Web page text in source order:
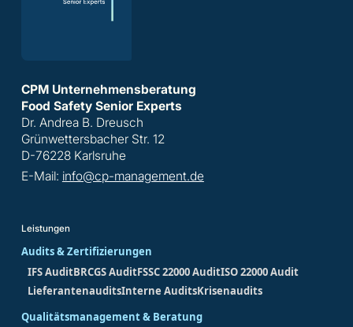
CPM Unternehmensberatung
Food Safety Senior Experts
Dr. Andrea B. Dreusch
Grünwettersbacher Str. 12
D-76228 Karlsruhe
E-Mail: info@cp-management.de
Leistungen
Audits & Zertifizierungen
IFS AuditBRCGS AuditFSSC 22000 AuditISO 22000 Audit
LieferantenauditsInterne AuditsKrisenaudits
Qualitätsmanagement & Beratung